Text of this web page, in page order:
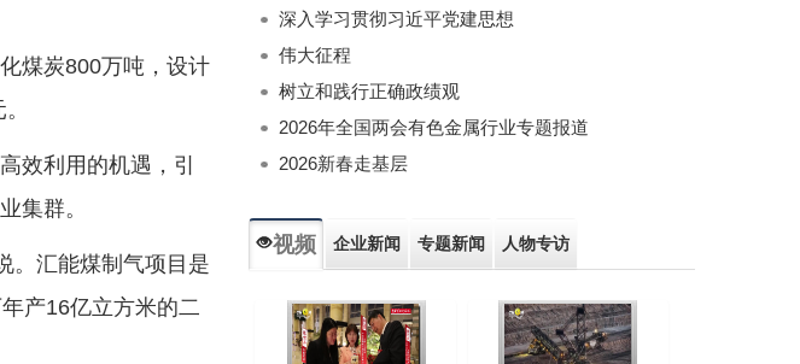
煤炭800万吨，设计
效利用的机遇，引
集群。
。汇能煤制气项目是
产16亿立方米的二
深入学习贯彻习近平党建思想
伟大征程
树立和践行正确政绩观
2026年全国两会有色金属行业专题报道
2026新春走基层
视频 企业新闻 专题新闻 人物专访